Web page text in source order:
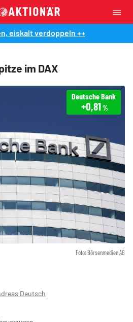
eiskalt verdoppeln ++
im DAX
Foto: Börsenmedien AG
Deutsche Bank
+0,81%
Deutsch